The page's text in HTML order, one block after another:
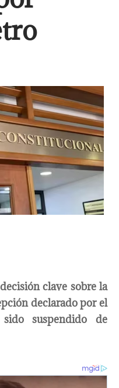
clave sobre la
declarado por el
suspendido de